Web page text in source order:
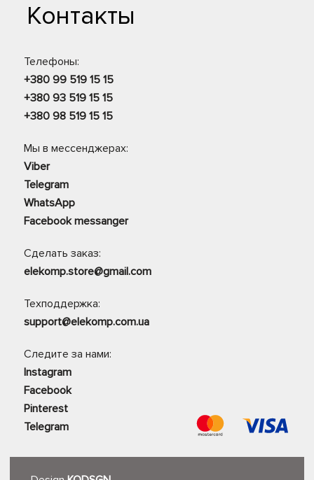
Контакты
Телефоны:
+380 99 519 15 15
+380 93 519 15 15
+380 98 519 15 15
Мы в мессенджерах:
Viber
Telegram
WhatsApp
Facebook messanger
Сделать заказ:
elekomp.store@gmail.com
Техподдержка:
support@elekomp.com.ua
Следите за нами:
Instagram
Facebook
Pinterest
Telegram